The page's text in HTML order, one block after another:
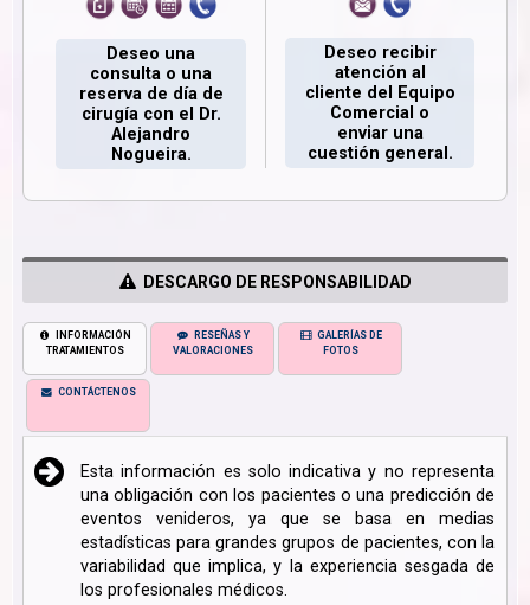
Deseo una
consulta o una
reserva de día de
cirugía con el Dr.
Alejandro
Nogueira.
Deseo recibir
atención al
cliente del Equipo
Comercial o
enviar una
cuestión general.
DESCARGO DE RESPONSABILIDAD
INFORMACIÓN
TRATAMIENTOS
RESEÑAS Y
VALORACIONES
GALERÍAS DE
FOTOS
CONTÁCTENOS
Esta información es solo indicativa y no representa
una obligación con los pacientes o una predicción de
eventos venideros, ya que se basa en medias
estadísticas para grandes grupos de pacientes, con la
variabilidad que implica, y la experiencia sesgada de
los profesionales médicos.